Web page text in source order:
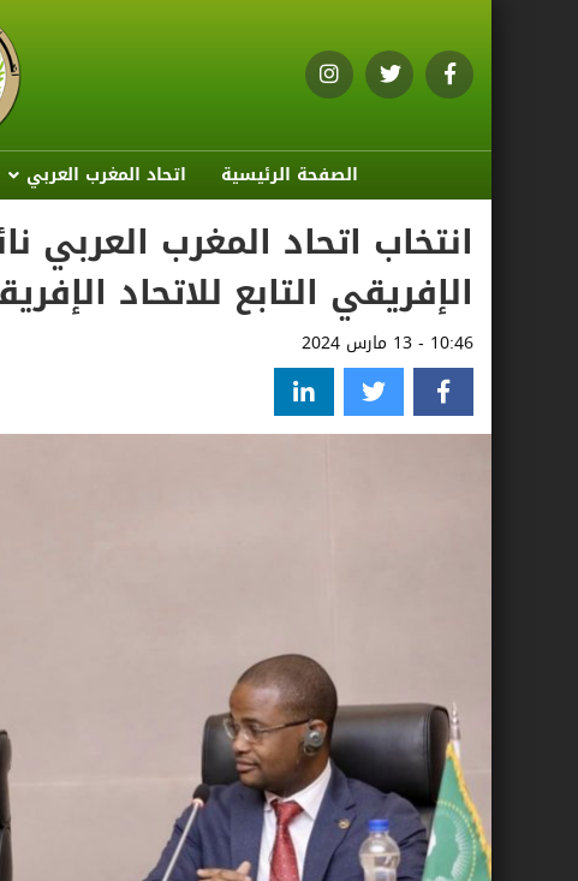
الصفحة الرئيسية اتحاد المغرب العربي
انتخاب اتحاد المغرب العربي
الإفريقي التابع للاتحاد
10:46 - 13 مارس 2024